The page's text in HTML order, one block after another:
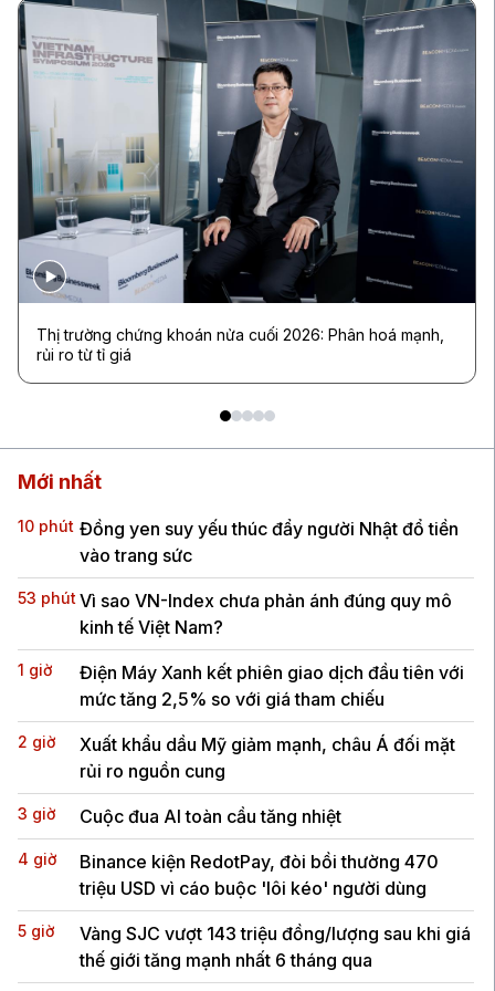
Thị trường chứng khoán nửa cuối 2026: Phân hoá mạnh,
rủi ro từ tỉ giá
Mới nhất
10 phút Đồng yen suy yếu thúc đẩy người Nhật đổ tiền
vào trang sức
53 phút Vì sao VN-Index chưa phản ánh đúng quy mô
kinh tế Việt Nam?
1 giờ
Điện Máy Xanh kết phiên giao dịch đầu tiên với
mức tăng 2,5% so với giá tham chiếu
2 giờ
Xuất khẩu dầu Mỹ giảm mạnh, châu Á đối mặt
rủi ro nguồn cung
3 giờ Cuộc đua AI toàn cầu tăng nhiệt
4 giờ
Binance kiện RedotPay, đòi bồi thường 470
triệu USD vì cáo buộc 'lôi kéo' người dùng
5 giờ
Vàng SJC vượt 143 triệu đồng/lượng sau khi giá
thế giới tăng mạnh nhất 6 tháng qua